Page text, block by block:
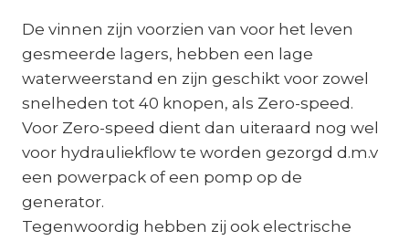
De vinnen zijn voorzien van voor het leven
gesmeerde lagers, hebben een lage
waterweerstand en zijn geschikt voor zowel
snelheden tot 40 knopen, als Zero-speed.
Voor Zero-speed dient dan uiteraard nog wel
voor hydrauliekflow te worden gezorgd d.m.v
een powerpack of een pomp op de
generator.
Tegenwoordig hebben zij ook electrische